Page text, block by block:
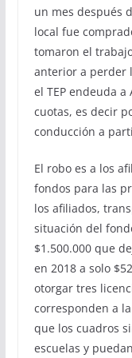
un mes después
local fue
tomaron el
anterior a perder
el TEP endeuda a
cuotas, es decir
conducción a
El robo es a los
fondos para las
los afiliados,
situación del
$1.500.000 que
en 2018 a solo
otorgar tres
corresponden a
que los cuadros
escuelas y